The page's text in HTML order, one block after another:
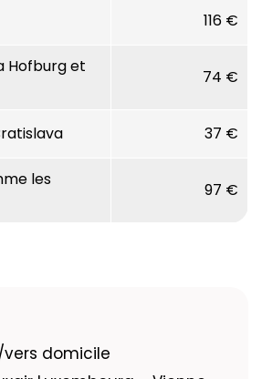
116 €
Hofburg et
74 €
37 €
les
97 €
domicile